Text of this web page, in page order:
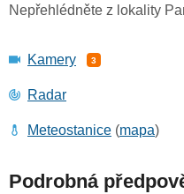
Nepřehlédněte z lokality
Kamery 3
Radar
Meteostanice (mapa)
Podrobná